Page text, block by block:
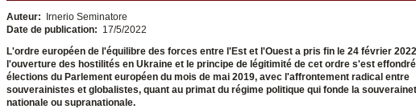
Auteur: Irnerio Seminatore
Date de publication: 17/5/2022
L'ordre européen de l'équilibre des forces entre l'Est et l'Ouest a pris fin le 24 février
l'ouverture des hostilités en Ukraine et le principe de légitimité de cet ordre s'est
élections du Parlement européen du mois de mai 2019, avec l'affrontement radical entre
souverainistes et globalistes, quant au primat du régime politique qui fonde la
nationale ou supranationale.